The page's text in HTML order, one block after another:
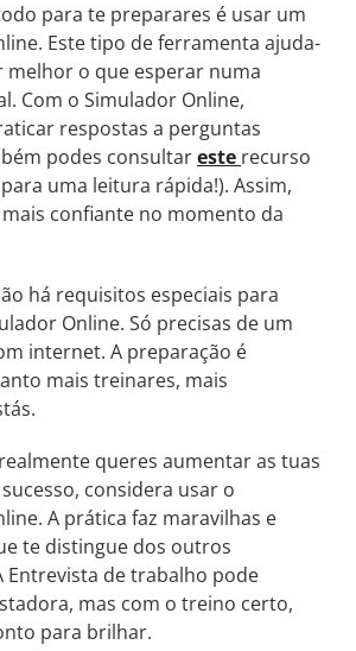
para te preparares é usar um
Este tipo de ferramenta ajuda-
melhor o que esperar numa
Com o Simulador Online,
respostas a perguntas
podes consultareste recurso
uma leitura rápida!). Assim,
confiante no momento da
há requisitos especiais para
Online. Só precisas de um
internet. A preparação é
mais treinares, mais
queres aumentar as tuas
considera usar o
A prática faz maravilhas e
te distingue dos outros
Entrevista de trabalho pode
mas com o treino certo,
para brilhar.